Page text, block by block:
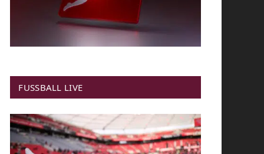
FUSSBALL LIVE